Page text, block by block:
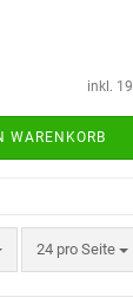
inkl.
WARENKORB
24 pro Seite